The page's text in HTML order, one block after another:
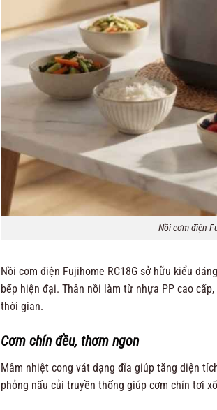
Nồi cơm điện
Nồi cơm điện Fujihome RC18G sở hữu kiểu
bếp hiện đại. Thân nồi làm từ nhựa PP cao
thời gian.
Cơm chín đều, thơm ngon
Mâm nhiệt cong vát dạng đĩa giúp tăng diện
phỏng nấu củi truyền thống giúp cơm chín tơi